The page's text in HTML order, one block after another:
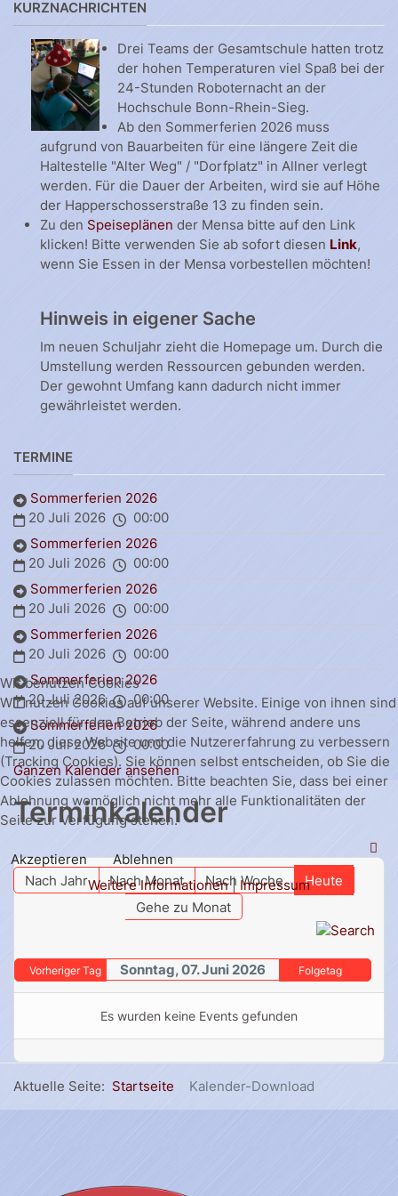
KURZNACHRICHTEN
Drei Teams der Gesamtschule hatten trotz
der hohen Temperaturen viel Spaß bei der
24-Stunden Roboternacht an der
Hochschule Bonn-Rhein-Sieg.
Ab den Sommerferien 2026 muss
aufgrund von Bauarbeiten für eine längere Zeit die
Haltestelle "Alter Weg" / "Dorfplatz" in Allner verlegt
werden. Für die Dauer der Arbeiten, wird sie auf Höhe
der Happerschosserstraße 13 zu finden sein.
Zu den Speiseplänen der Mensa bitte auf den Link
klicken! Bitte verwenden Sie ab sofort diesen Link,
wenn Sie Essen in der Mensa vorbestellen möchten!
Hinweis in eigener Sache
Im neuen Schuljahr zieht die Homepage um. Durch die
Umstellung werden Ressourcen gebunden werden.
Der gewohnt Umfang kann dadurch nicht immer
gewährleistet werden.
TERMINE
Sommerferien 2026
20 Juli 2026
00:00
Sommerferien 2026
20 Juli 2026
00:00
Sommerferien 2026
20 Juli 2026
00:00
Sommerferien 2026
20 Juli 2026
00:00
Sommerferien 2026
20 Juli 2026
00:00
Sommerferien 2026
20 Juli 2026
00:00
Ganzen Kalender ansehen
Terminkalender
Nach Jahr Nach Monat Nach Woche
Heute
Gehe zu Monat
Vorheriger Tag Sonntag, 07. Juni 2026 Folgetag
Es wurden keine Events gefunden
Aktuelle Seite: Startseite Kalender-Download
Wir benutzen Cookies
Wir nutzen Cookies auf unserer Website. Einige von ihnen sind
essenziell für den Betrieb der Seite, während andere uns
helfen, diese Website und die Nutzererfahrung zu verbessern
(Tracking Cookies). Sie können selbst entscheiden, ob Sie die
Cookies zulassen möchten. Bitte beachten Sie, dass bei einer
Ablehnung womöglich nicht mehr alle Funktionalitäten der
Seite zur Verfügung stehen.
Akzeptieren
Ablehnen
Weitere Informationen| Impressum